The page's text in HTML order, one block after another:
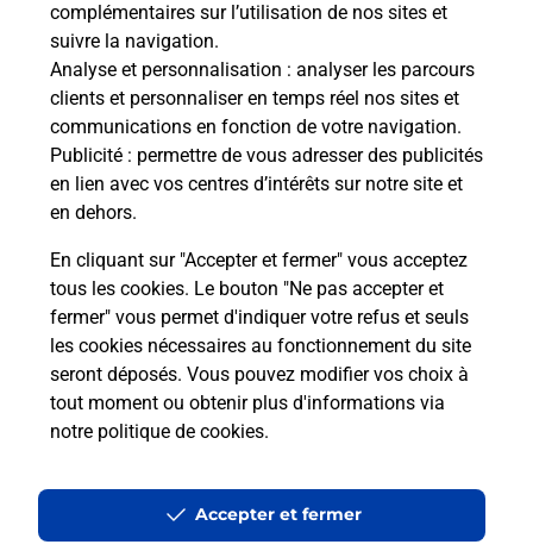
complémentaires sur l’utilisation de nos sites et
suivre la navigation.
Analyse et personnalisation : analyser les parcours
clients et personnaliser en temps réel nos sites et
communications en fonction de votre navigation.
Publicité : permettre de vous adresser des publicités
en lien avec vos centres d’intérêts sur notre site et
en dehors.
En cliquant sur "Accepter et fermer" vous acceptez
tous les cookies. Le bouton "Ne pas accepter et
fermer" vous permet d'indiquer votre refus et seuls
les cookies nécessaires au fonctionnement du site
seront déposés. Vous pouvez modifier vos choix à
tout moment ou obtenir plus d'informations via
notre politique de cookies.
Accepter et fermer
Envoyer un colis
(64600) ? Découvrez toutes les solutions
proposées par La Poste.
En savoir plus